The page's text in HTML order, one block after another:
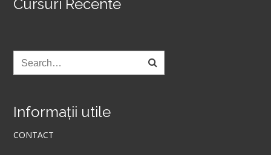
Cursuri Recente
Informații utile
CONTACT